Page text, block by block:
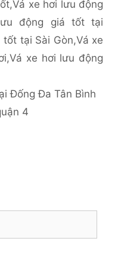
,Vá xe hơi lưu động
động giá tốt tại
tại Sài Gòn,Vá xe
,Vá xe hơi lưu động
Đống Đa Tân Bình
4